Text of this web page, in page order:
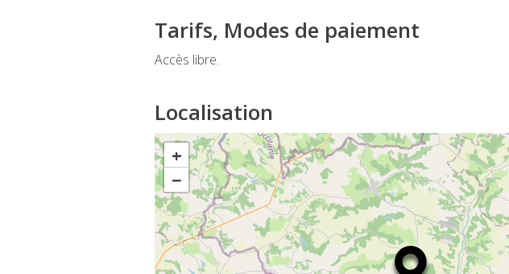
Tarifs, Modes de paiement
Accès libre.
Localisation
+
−